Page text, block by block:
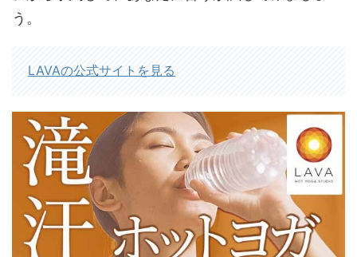
う。
LAVAの公式サイトを見る